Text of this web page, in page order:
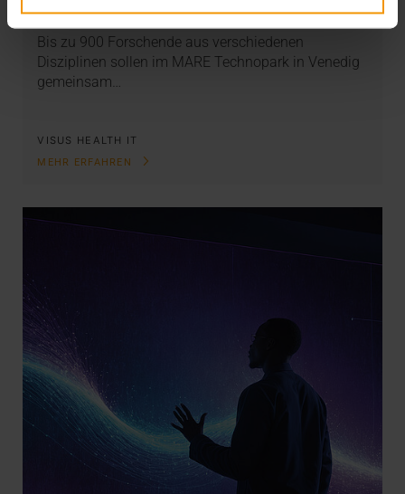
13.01.2026
Bis zu 900 Forschende aus verschiedenen
Disziplinen sollen im MARE Technopark in Venedig
gemeinsam…
VISUS HEALTH IT
MEHR ERFAHREN